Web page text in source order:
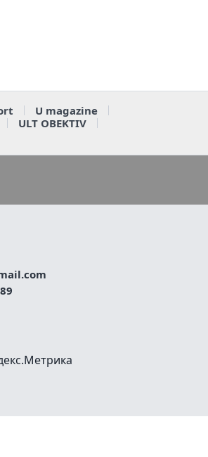
U magazine
ULT OBEKTIV